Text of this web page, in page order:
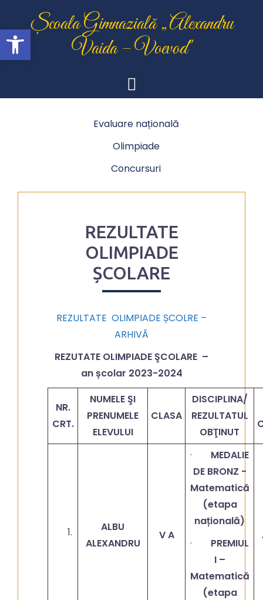
content
Școala Gimnazială „Alexandru
Vaida – Voevod"
Evaluare națională
Olimpiade
Concursuri
REZULTATE
OLIMPIADE
ȘCOLARE
REZULTATE OLIMPIADE ȘCOLRE –
ARHIVĂ
REZUTATE OLIMPIADE ŞCOLARE –
an școlar 2023-2024
NR.
CRT.
NUMELE ŞI
PRENUMELE
ELEVULUI
CLASA
DISCIPLINA/
REZULTATUL
OBŢINUT
ALBU
ALEXANDRU
V A
· MEDALIE
DE BRONZ -
Matematică
(etapa
națională)
· PREMIUL
I –
Matematică
(etapa
Open toolbar